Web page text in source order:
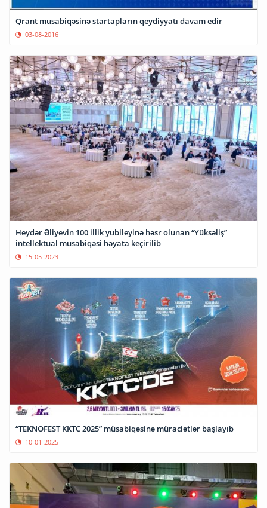
Qrant müsabiqəsinə startapların qeydiyyatı davam edir
03-08-2016
Heydər Əliyevin 100 illik yubileyinə həsr olunan “Yüksəliş”
intellektual müsabiqəsi həyata keçirilib
15-05-2023
“TEKNOFEST KKTC 2025” müsabiqəsinə müraciətlər başlayıb
10-01-2025